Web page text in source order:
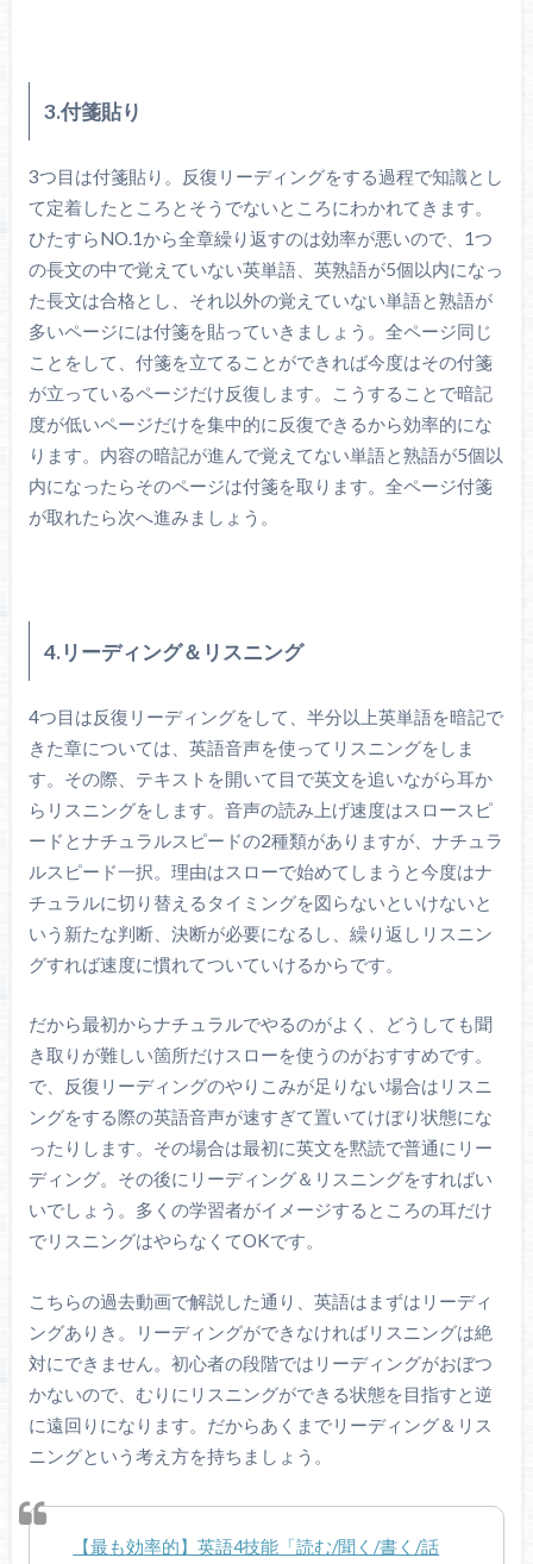
3.付箋貼り
3つ目は付箋貼り。反復リーディングをする過程で知識とし
て定着したところとそうでないところにわかれてきます。
ひたすらNO.1から全章繰り返すのは効率が悪いので、1つ
の長文の中で覚えていない英単語、英熟語が5個以内になっ
た長文は合格とし、それ以外の覚えていない単語と熟語が
多いページには付箋を貼っていきましょう。全ページ同じ
ことをして、付箋を立てることができれば今度はその付箋
が立っているページだけ反復します。こうすることで暗記
度が低いページだけを集中的に反復できるから効率的にな
ります。内容の暗記が進んで覚えてない単語と熟語が5個以
内になったらそのページは付箋を取ります。全ページ付箋
が取れたら次へ進みましょう。
4.リーディング＆リスニング
4つ目は反復リーディングをして、半分以上英単語を暗記で
きた章については、英語音声を使ってリスニングをしま
す。その際、テキストを開いて目で英文を追いながら耳か
らリスニングをします。音声の読み上げ速度はスロースピ
ードとナチュラルスピードの2種類がありますが、ナチュラ
ルスピード一択。理由はスローで始めてしまうと今度はナ
チュラルに切り替えるタイミングを図らないといけないと
いう新たな判断、決断が必要になるし、繰り返しリスニン
グすれば速度に慣れてついていけるからです。
だから最初からナチュラルでやるのがよく、どうしても聞
き取りが難しい箇所だけスローを使うのがおすすめです。
で、反復リーディングのやりこみが足りない場合はリスニ
ングをする際の英語音声が速すぎて置いてけぼり状態にな
ったりします。その場合は最初に英文を黙読で普通にリー
ディング。その後にリーディング＆リスニングをすればい
いでしょう。多くの学習者がイメージするところの耳だけ
でリスニングはやらなくてOKです。
こちらの過去動画で解説した通り、英語はまずはリーディ
ングありき。リーディングができなければリスニングは絶
対にできません。初心者の段階ではリーディングがおぼつ
かないので、むりにリスニングができる状態を目指すと逆
に遠回りになります。だからあくまでリーディング＆リス
ニングという考え方を持ちましょう。
【最も効率的】英語4技能「読む/聞く/書く/話